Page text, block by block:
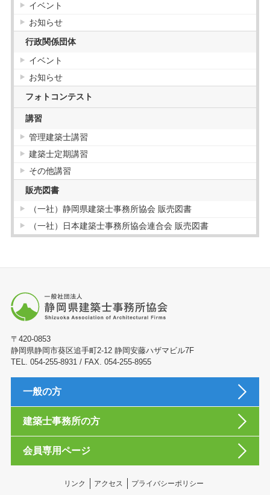
イベント
お知らせ
行政関係団体
イベント
お知らせ
フォトコンテスト
講習
管理建築士講習
建築士定期講習
その他講習
販売図書
（一社）静岡県建築士事務所協会 販売図書
（一社）日本建築士事務所協会連合会 販売図書
〒420-0853
静岡県静岡市葵区追手町2-12 静岡安藤ハザマビル7F
TEL. 054-255-8931 / FAX. 054-255-8955
一般の方
建築士事務所の方
会員専用ページ
リンク アクセス プライバシーポリシー